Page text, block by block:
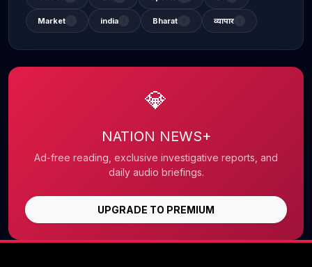
Market india Bharat व्यापार
💎
NATION NEWS+
Ad-free reading, exclusive investigative reports, and
daily audio briefings.
UPGRADE TO PREMIUM